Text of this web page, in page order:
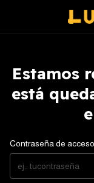
Estamos
está
Contraseña de acceso